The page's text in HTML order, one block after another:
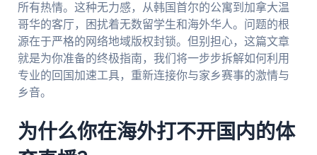
所有热情。这种无力感，从韩国首尔的公寓到加拿大温
哥华的客厅，困扰着无数留学生和海外华人。问题的根
源在于严格的网络地域版权封锁。但别担心，这篇文章
就是为你准备的终极指南，我们将一步步拆解如何利用
专业的回国加速工具，重新连接你与家乡赛事的激情与
乡音。
为什么你在海外打不开国内的体